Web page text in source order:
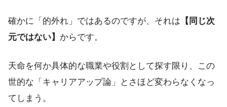
確かに「的外れ」ではあるのですが、それは 【同じ次
元ではない】 からです。
天命を何か具体的な職業や役割として探す限り、この
世的な「キャリアアップ論」とさほど変わらなくなっ
てしまう。